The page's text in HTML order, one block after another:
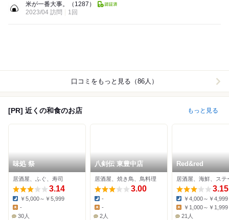
米が一番大事。
（1287）
2023/04 訪問
1回
口コミをもっと見る（86人）
[PR] 近くの和食のお店 もっと見る
味処 祭
居酒屋、ふぐ、寿司
3.14
Dinner:
￥5,000～￥5,999
Lunch:
-
30人
八剣伝 東豊中店
居酒屋、焼き鳥、鳥料理
3.00
Dinner:
-
Lunch:
-
2人
Red&red
居酒屋、海鮮、ステ
3.15
Dinner:
￥4,000～￥4,999
Lunch:
￥1,000～￥1,999
21人